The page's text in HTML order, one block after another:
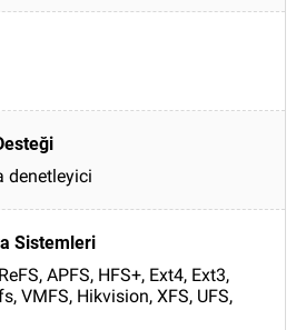
denetleyici
APFS, HFS+, Ext4, Ext3,
VMFS, Hikvision, XFS, UFS,